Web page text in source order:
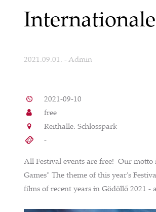
2021.09.01. - Admin
2021-09-10
free
Reithalle. Schlosspark
-
All Festival events are free! Our
Games" The theme of this year's
films of recent years in Gödöllő 2021 -